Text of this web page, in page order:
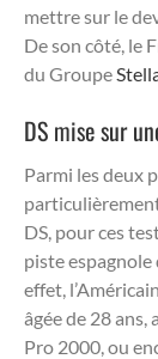
mettre sur le
De son côté, le
du Groupe
DS mise sur
Parmi les deux
DS, pour ces
piste espagnole
effet,
âgée de 28 ans,
Pro 2000, ou